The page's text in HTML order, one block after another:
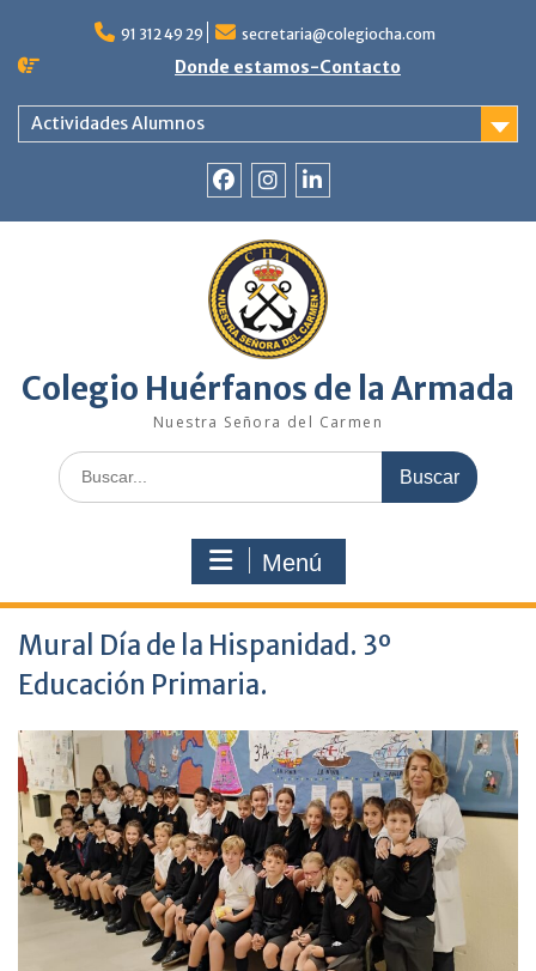
contenido
91 312 49 29 secretaria@colegiocha.com
Donde estamos-Contacto
Actividades Alumnos
Colegio Huérfanos de la Armada
Nuestra Señora del Carmen
Buscar:
Menú
Mural Día de la Hispanidad. 3º
Educación Primaria.